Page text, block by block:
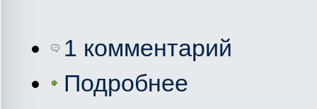
1 комментарий
Подробнее